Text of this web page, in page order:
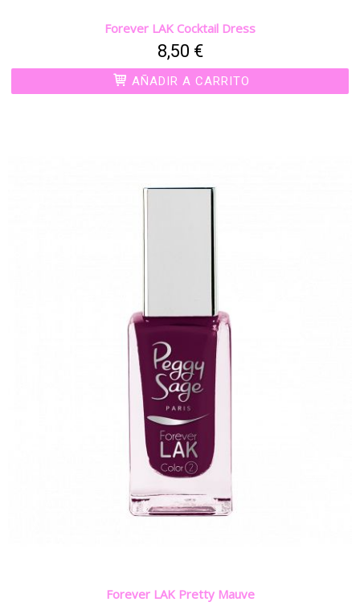
Forever LAK Cocktail Dress
8,50 €
AÑADIR A CARRITO
Forever LAK Pretty Mauve